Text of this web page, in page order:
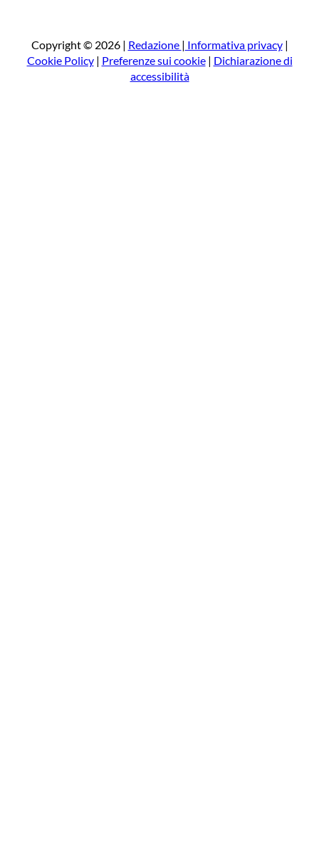
a
Copyright © 2026 | Redazione | Informativa privacy|
Cookie Policy| Preferenze sui cookie| Dichiarazione di
accessibilità